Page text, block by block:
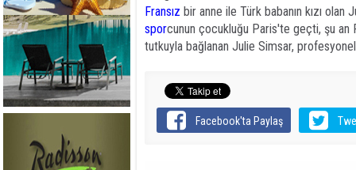
Fransız bir anne ile Türk babanın kızı
sporcunun çocukluğu Paris'te geçti, şu an
tutkuyla bağlanan Julie Simsar,
Facebook'ta Paylaş